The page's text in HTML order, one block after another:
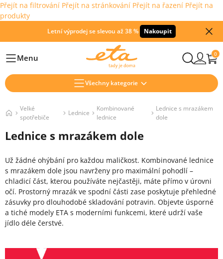
Přejít na filtrování Přejít na stránkování Přejít na řazení Přejít na
produkty
Letní výprodej se slevou až 38 % Nakoupit
HlavníMenu 0
Všechny kategorie
Velké
spotřebiče
Lednice
Kombinované
lednice
Lednice s mrazákem
dole
Lednice s mrazákem dole
Už žádné ohýbání pro každou maličkost. Kombinované lednice
s mrazákem dole jsou navrženy pro maximální pohodlí –
chladicí část, kterou používáte nejčastěji, máte přímo v úrovni
očí. Prostorný mrazák ve spodní části zase poskytuje přehledné
zásuvky pro dlouhodobé skladování potravin. Objevte úsporné
a tiché modely ETA s moderními funkcemi, které udrží vaše
jídlo déle čerstvé.